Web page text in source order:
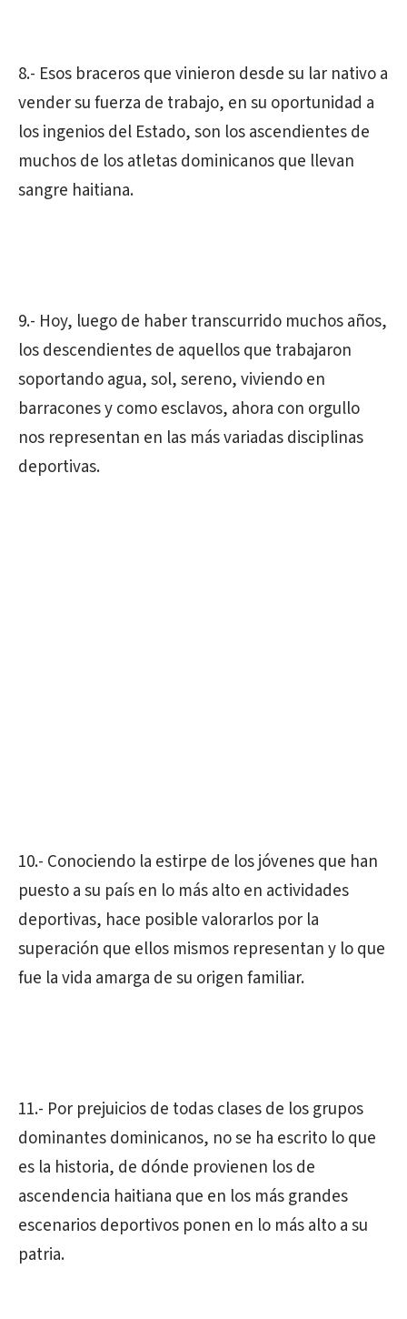
8.- Esos braceros que vinieron desde su lar nativo a
vender su fuerza de trabajo, en su oportunidad a
los ingenios del Estado, son los ascendientes de
muchos de los atletas dominicanos que llevan
sangre haitiana.
9.- Hoy, luego de haber transcurrido muchos años,
los descendientes de aquellos que trabajaron
soportando agua, sol, sereno, viviendo en
barracones y como esclavos, ahora con orgullo
nos representan en las más variadas disciplinas
deportivas.
10.- Conociendo la estirpe de los jóvenes que han
puesto a su país en lo más alto en actividades
deportivas, hace posible valorarlos por la
superación que ellos mismos representan y lo que
fue la vida amarga de su origen familiar.
11.- Por prejuicios de todas clases de los grupos
dominantes dominicanos, no se ha escrito lo que
es la historia, de dónde provienen los de
ascendencia haitiana que en los más grandes
escenarios deportivos ponen en lo más alto a su
patria.